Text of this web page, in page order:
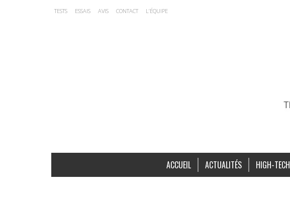
TESTS ESSAIS AVIS CONTACT L’ÉQUIPE
ACCUEIL ACTUALITÉS HIGH-TECH